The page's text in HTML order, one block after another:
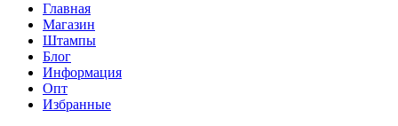
Главная
Магазин
Штампы
Блог
Информация
Опт
Избранные